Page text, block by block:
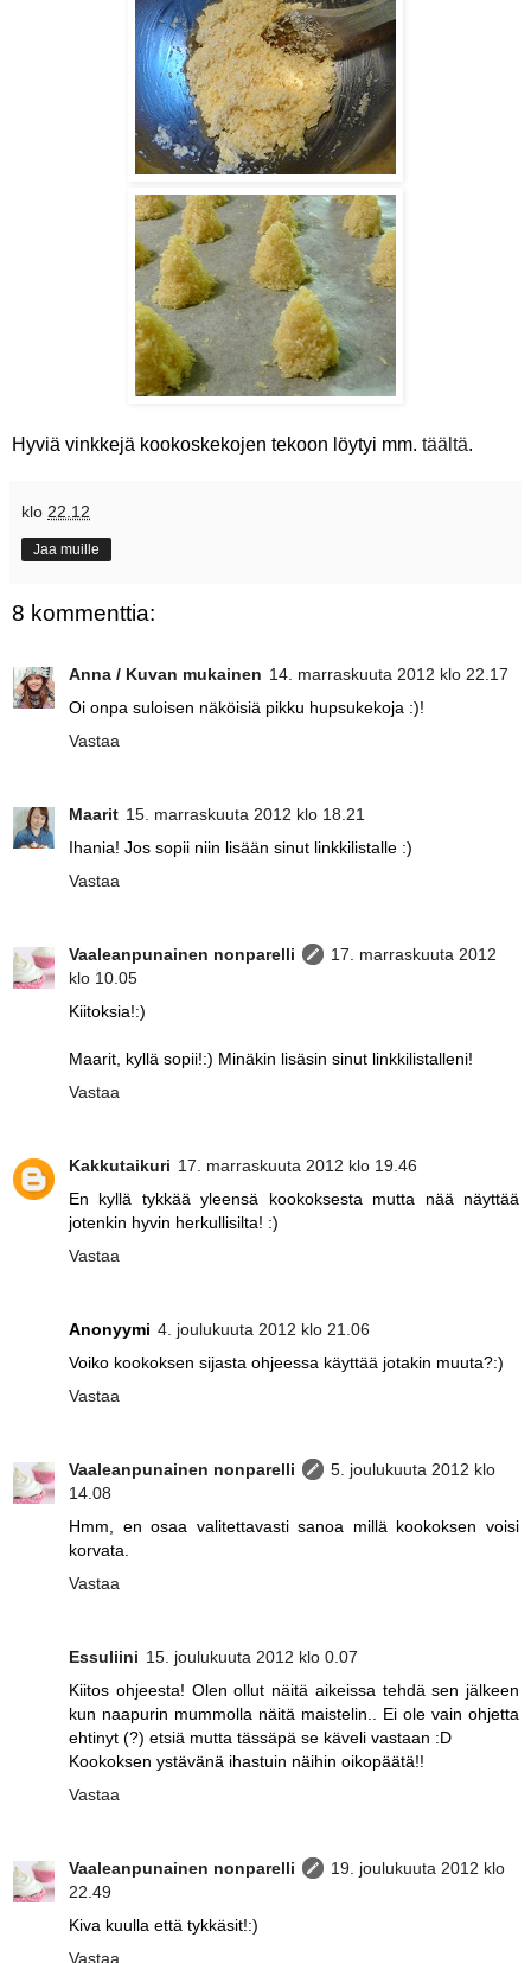
Hyviä vinkkejä kookoskekojen tekoon löytyi mm. täältä.
klo 22.12
Jaa muille
8 kommenttia:
Anna / Kuvan mukainen 14. marraskuuta 2012 klo 22.17
Oi onpa suloisen näköisiä pikku hupsukekoja :)!
Vastaa
Maarit 15. marraskuuta 2012 klo 18.21
Ihania! Jos sopii niin lisään sinut linkkilistalle :)
Vastaa
Vaaleanpunainen nonparelli
17. marraskuuta 2012
klo 10.05
Kiitoksia!:)
Maarit, kyllä sopii!:) Minäkin lisäsin sinut linkkilistalleni!
Vastaa
Kakkutaikuri 17. marraskuuta 2012 klo 19.46
En kyllä tykkää yleensä kookoksesta mutta nää näyttää
jotenkin hyvin herkullisilta! :)
Vastaa
Anonyymi 4. joulukuuta 2012 klo 21.06
Voiko kookoksen sijasta ohjeessa käyttää jotakin muuta?:)
Vastaa
Vaaleanpunainen nonparelli
5. joulukuuta 2012 klo
14.08
Hmm, en osaa valitettavasti sanoa millä kookoksen voisi
korvata.
Vastaa
Essuliini 15. joulukuuta 2012 klo 0.07
Kiitos ohjeesta! Olen ollut näitä aikeissa tehdä sen jälkeen
kun naapurin mummolla näitä maistelin.. Ei ole vain ohjetta
ehtinyt (?) etsiä mutta tässäpä se käveli vastaan :D
Kookoksen ystävänä ihastuin näihin oikopäätä!!
Vastaa
Vaaleanpunainen nonparelli
19. joulukuuta 2012 klo
22.49
Kiva kuulla että tykkäsit!:)
Vastaa